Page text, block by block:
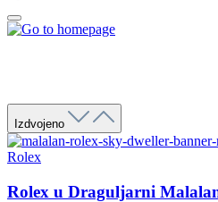
Izdvojeno
Rolex
Rolex u Draguljarni